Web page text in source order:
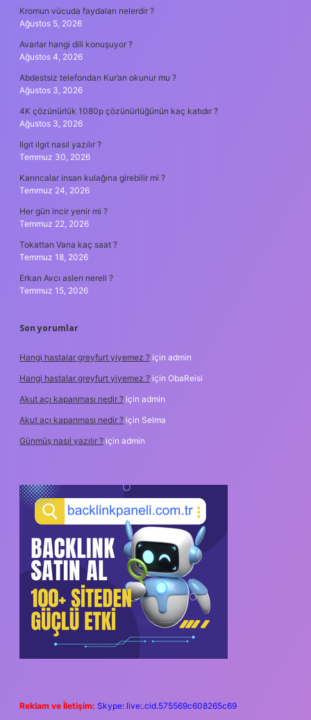
Kromun vücuda faydaları nelerdir ?
Ağustos 5, 2026
Avarlar hangi dili konuşuyor ?
Ağustos 4, 2026
Abdestsiz telefondan Kur’an okunur mu ?
Ağustos 3, 2026
4K çözünürlük 1080p çözünürlüğünün kaç katıdır ?
Ağustos 3, 2026
Ilgıt ılgıt nasıl yazılır ?
Temmuz 30, 2026
Karıncalar insan kulağına girebilir mi ?
Temmuz 24, 2026
Her gün incir yenir mi ?
Temmuz 22, 2026
Tokattan Vana kaç saat ?
Temmuz 18, 2026
Erkan Avcı aslen nereli ?
Temmuz 15, 2026
Son yorumlar
Hangi hastalar greyfurt yiyemez ? için admin
Hangi hastalar greyfurt yiyemez ? için ObaReisi
Akut açı kapanması nedir ? için admin
Akut açı kapanması nedir ? için Selma
Günmüş nasıl yazılır ? için admin
Reklam ve İletişim: Skype: live:.cid.575569c608265c69